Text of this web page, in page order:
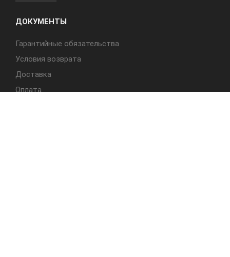
ДОКУМЕНТЫ
Гарантийные обязательства
Условия возврата
Доставка
Оплата